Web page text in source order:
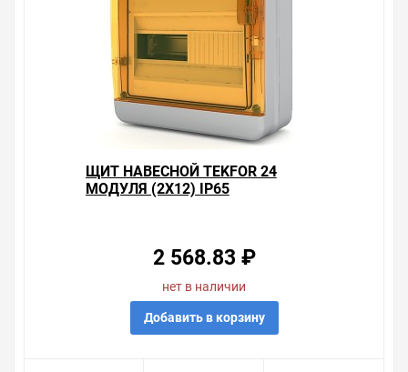
Пластиковые быстрозакручиваемые винты крышки
Дверца имеет возможность установки замка для
ограничения доступа в щит
Клеммы PE/N защищены от прикосновения
Корпус имеет четыре точки крепления к стене,
закрываемые заглушками. Также для точного
монтажа имеется разметка крепежных отверстийс
Технические данные:Степень защиты IP65.
Класс электроизоляции II.
Цвет белый RAL 7035.
воздействии нагретой до температуры 650 °С
проволокой (испытание по ГОСТ 27483 (МЭК 60 695-2-
Рабочие температуры от –25 до +60 °С.
Межосевое расстояние между рядами 125, 150 мм, 175
ЩИТ НАВЕСНОЙ TEKFOR 24
МОДУЛЯ (2Х12) IP65
2 568.83 ₽
нет в наличии
Добавить в корзину